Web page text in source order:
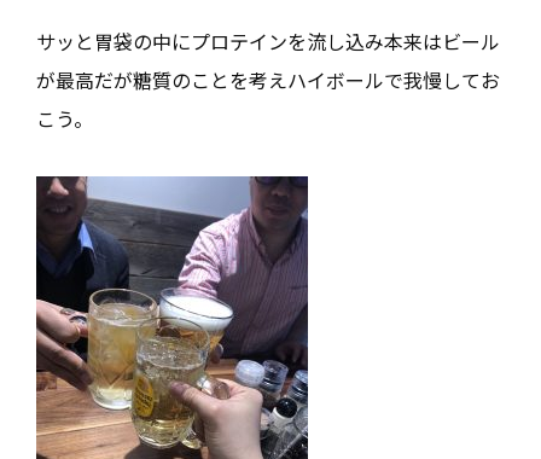
サッと胃袋の中にプロテインを流し込み本来はビール
が最高だが糖質のことを考えハイボールで我慢してお
こう。